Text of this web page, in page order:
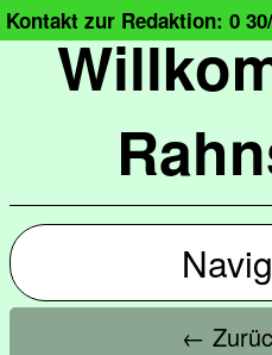
Kontakt zur Redaktion: 0
←